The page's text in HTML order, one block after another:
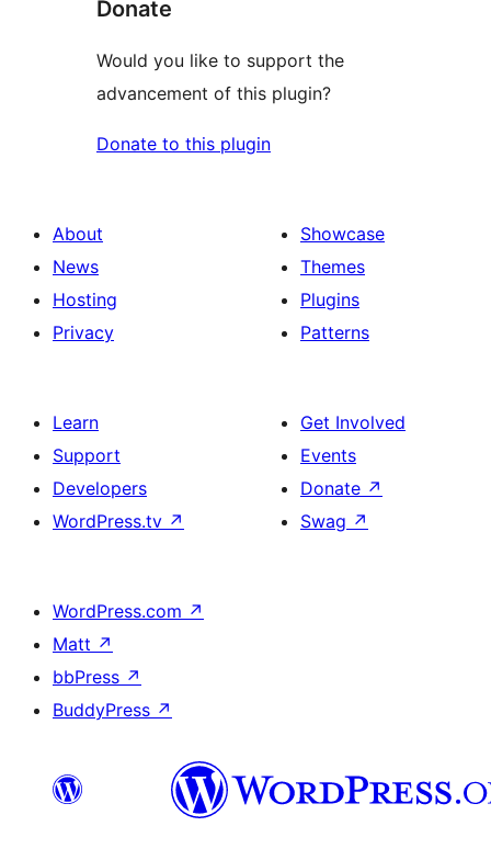
Donate
Would you like to support the
advancement of this plugin?
Donate to this plugin
About
News
Hosting
Privacy
Showcase
Themes
Plugins
Patterns
Learn
Support
Developers
WordPress.tv ↗
Get Involved
Events
Donate ↗
Swag ↗
WordPress.com ↗
Matt ↗
bbPress ↗
BuddyPress ↗